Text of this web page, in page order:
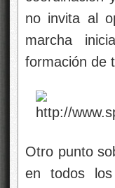
con muchos
de fascinar y
antes. En
secundaria,
EE.UU., etc.
Además, la